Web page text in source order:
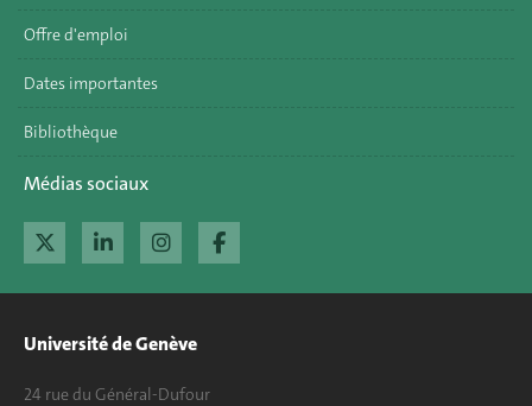
Offre d'emploi
Dates importantes
Bibliothèque
Médias sociaux
Université de Genève
24 rue du Général-Dufour